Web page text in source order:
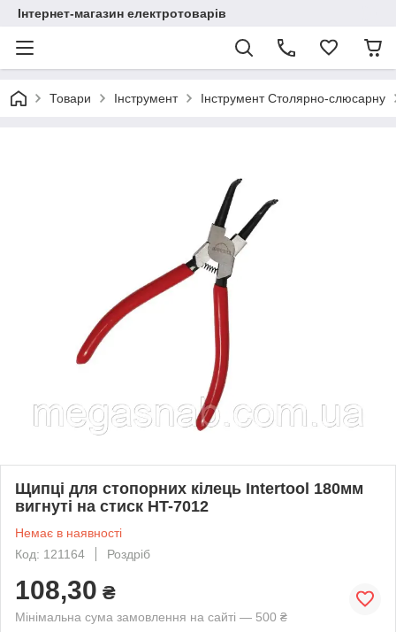
Інтернет-магазин електротоварів
Товари Інструмент Інструмент Столярно-слюсарну
Щипці для стопорних кілець Intertool 180мм
вигнуті на стиск HT-7012
Немає в наявності
Код: 121164
Роздріб
108,30 ₴
Мінімальна сума замовлення на сайті — 500 ₴